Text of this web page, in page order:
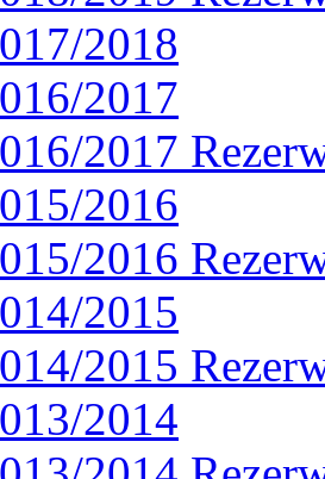
2018
2017
2017
2016
2016
2015
2015
2014